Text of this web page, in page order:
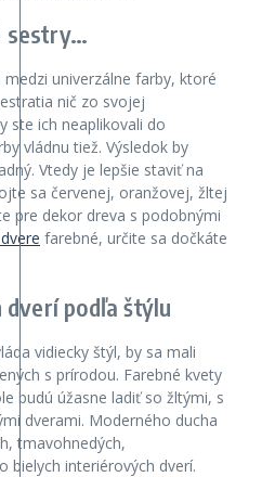
sestry…
univerzálne farby, ktoré
nič zo svojej
ste ich neaplikovali do
vládnu tiež. Výsledok by
Vtedy je lepšie staviť na
sa červenej, oranžovej, žltej
pre dekor dreva s podobnými
farebné, určite sa dočkáte
podľa štýlu
vidiecky štýl, by sa mali
s prírodou. Farebné kvety
budú úžasne ladiť so žltými, s
dverami. Moderného ducha
tmavohnedých,
bielych interiérových dverí.